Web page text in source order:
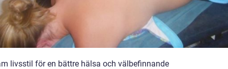
livsstil för en bättre hälsa och välbefinnande